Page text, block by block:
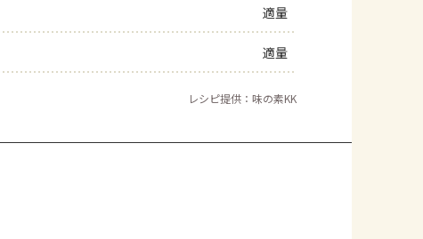
トーク
適量
適量
レシピ提供：味の素KK